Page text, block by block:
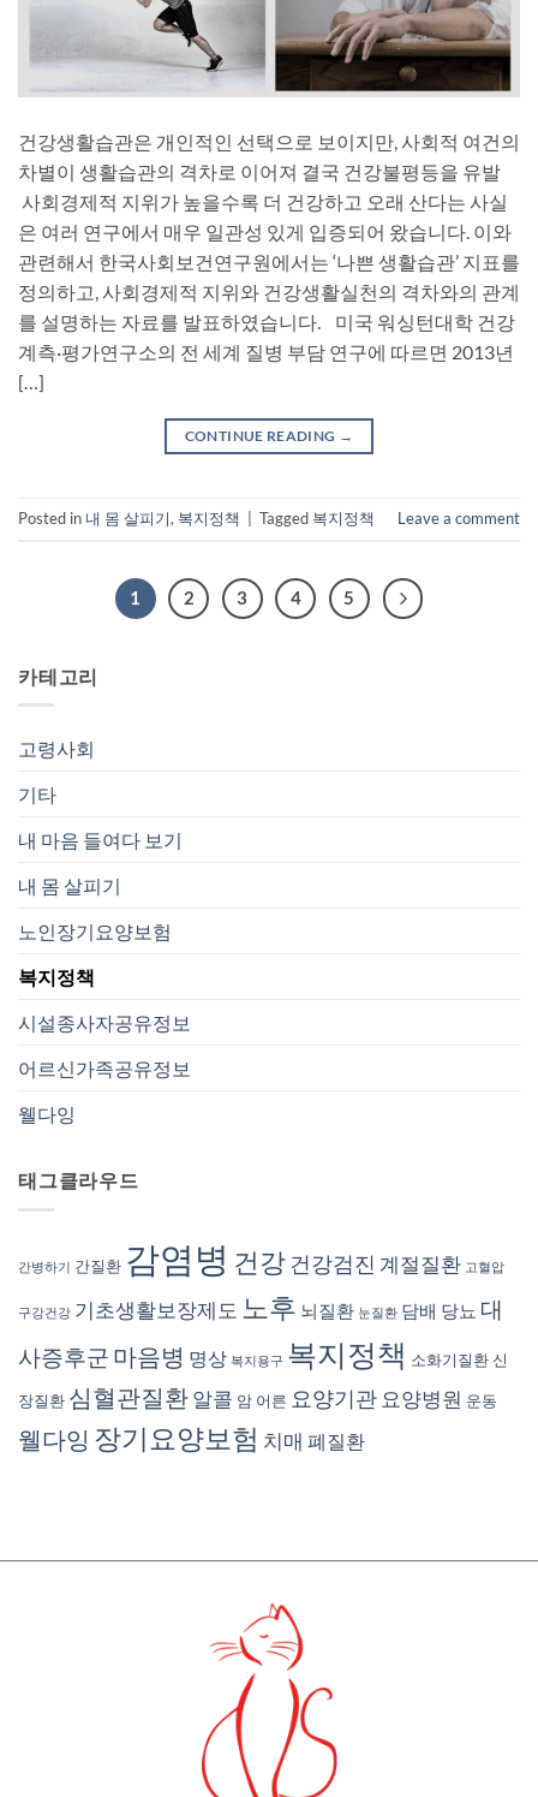
건강생활습관은 개인적인 선택으로 보이지만, 사회적 여건의
차별이 생활습관의 격차로 이어져 결국 건강불평등을 유발
사회경제적 지위가 높을수록 더 건강하고 오래 산다는 사실
은 여러 연구에서 매우 일관성 있게 입증되어 왔습니다. 이와
관련해서 한국사회보건연구원에서는 ‘나쁜 생활습관’ 지표를
정의하고, 사회경제적 지위와 건강생활실천의 격차와의 관계
를 설명하는 자료를 발표하였습니다. 미국 워싱턴대학 건강
계측·평가연구소의 전 세계 질병 부담 연구에 따르면 2013년
[…]
CONTINUE READING →
Posted in내 몸 살피기, 복지정책 Tagged 복지정책 Leave a comment
1 2 3 4 5
카테고리
고령사회
기타
내 마음 들여다 보기
내 몸 살피기
노인장기요양보험
복지정책
시설종사자공유정보
어르신가족공유정보
웰다잉
태그클라우드
간병하기 간질환 감염병 건강 건강검진 계절질환 고혈압
구강건강 기초생활보장제도 노후 뇌질환 눈질환 담배 당뇨 대
사증후군 마음병 명상 복지용구 복지정책 소화기질환 신
장질환 심혈관질환알콜 암 어른 요양기관 요양병원 운동
웰다잉 장기요양보험 치매 폐질환